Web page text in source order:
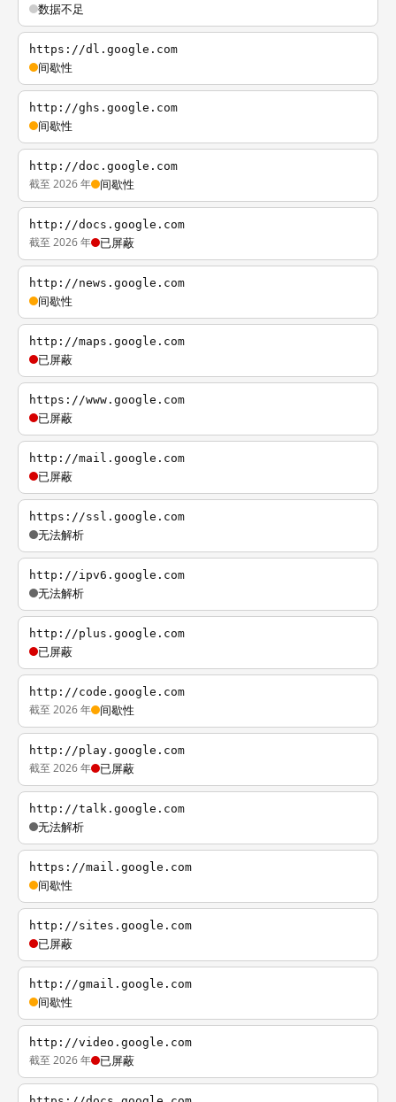
数据不足
https://dl.google.com
间歇性
http://ghs.google.com
间歇性
http://doc.google.com
截至 2026 年 间歇性
http://docs.google.com
截至 2026 年 已屏蔽
http://news.google.com
间歇性
http://maps.google.com
已屏蔽
https://www.google.com
已屏蔽
http://mail.google.com
已屏蔽
https://ssl.google.com
无法解析
http://ipv6.google.com
无法解析
http://plus.google.com
已屏蔽
http://code.google.com
截至 2026 年 间歇性
http://play.google.com
截至 2026 年 已屏蔽
http://talk.google.com
无法解析
https://mail.google.com
间歇性
http://sites.google.com
已屏蔽
http://gmail.google.com
间歇性
http://video.google.com
截至 2026 年 已屏蔽